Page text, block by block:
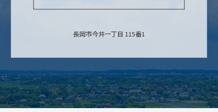
長岡市今井一丁目 115番1